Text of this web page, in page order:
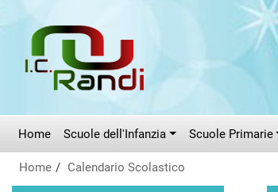
Home Scuole dell'Infanzia Scuole Primarie
Home Calendario Scolastico